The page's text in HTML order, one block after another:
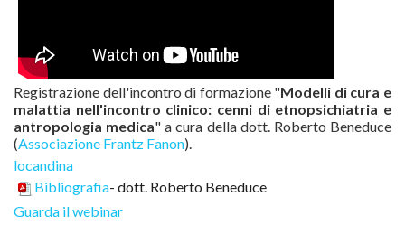
Registrazione dell'incontro di formazione "Modelli di cura e
malattia nell'incontro clinico: cenni di etnopsichiatria e
antropologia medica" a cura della dott. Roberto Beneduce
(Associazione Frantz Fanon).
locandina
Bibliografia- dott. Roberto Beneduce
Guarda il webinar